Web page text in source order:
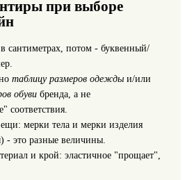
при выборе
сантиметрах, потом - буквенный/
таблицу размеров одеждыи/или
обувибренда, а не
соответствия.
мерки тела и мерки изделия
- это разные величины.
и крой: эластичное "прощает",